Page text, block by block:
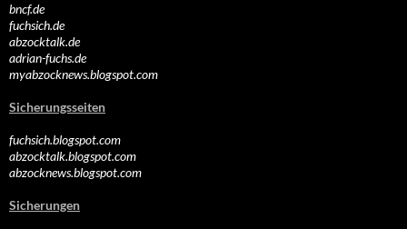
bncf.de
fuchsich.de
abzocktalk.de
adrian-fuchs.de
myabzocknews.blogspot.com
Sicherungsseiten
fuchsich.blogspot.com
abzocktalk.blogspot.com
abzocknews.blogspot.com
Sicherungen